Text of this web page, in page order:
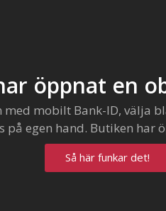
öppnat en
mobilt Bank-ID, välja
på egen hand. Butiken har
Så här funkar det!